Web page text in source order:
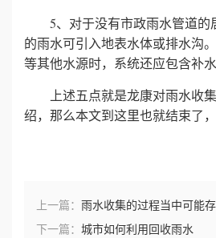
5、对于没有市政雨水管道的
的雨水可引入地表水体或排水沟
等其他水源时，系统还应包含补水
上述五点就是龙康对雨水收集
绍，那么本文到这里也就结束了
上一篇： 雨水收集的过程当中可能
下一篇： 城市如何利用回收雨水